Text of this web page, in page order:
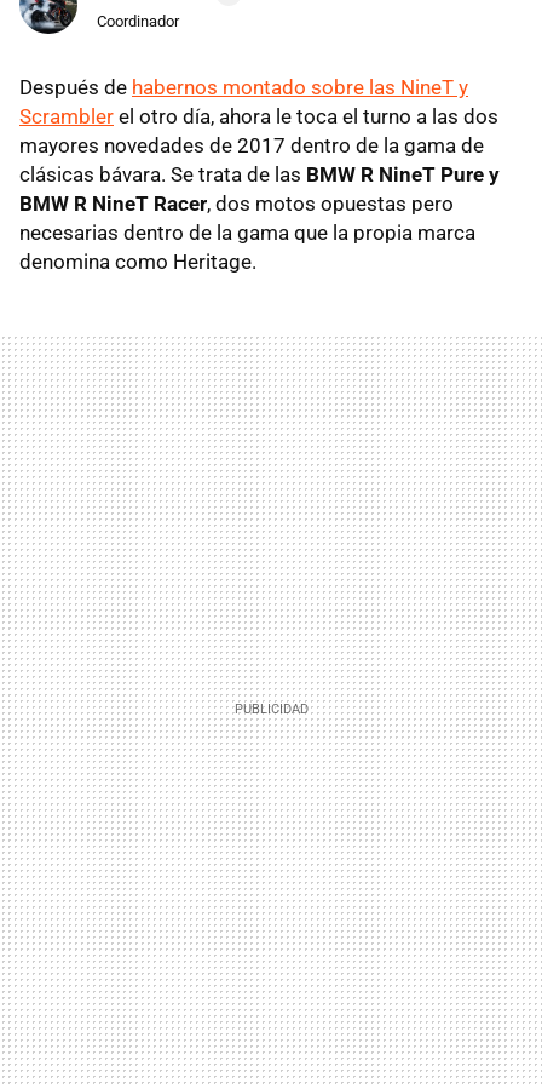
Coordinador
Después de habernos montado sobre las NineT y
Scrambler el otro día, ahora le toca el turno a las dos
mayores novedades de 2017 dentro de la gama de
clásicas bávara. Se trata de las BMW R NineT Pure y
BMW R NineT Racer, dos motos opuestas pero
necesarias dentro de la gama que la propia marca
denomina como Heritage.